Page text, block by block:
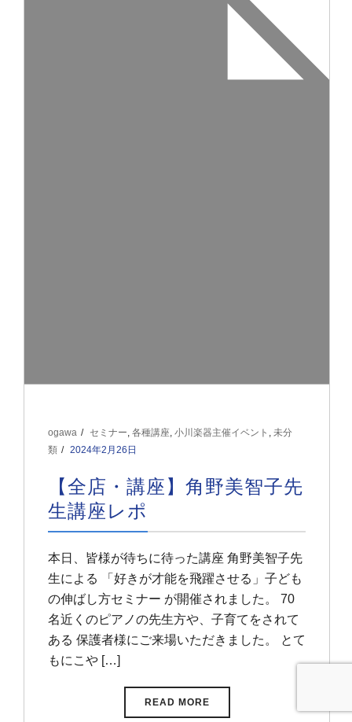
ogawa セミナー, 各種講座, 小川楽器主催イベント , 未分
類
2024年2月26日
【全店・講座】角野美智子先
生講座レポ
本日、皆様が待ちに待った講座 角野美智子先
生による 「好きが才能を飛躍させる」子ども
の伸ばし方セミナー が開催されました。 70
名近くのピアノの先生方や、子育てをされて
ある 保護者様にご来場いただきました。 とて
もにこや […]
READ MORE